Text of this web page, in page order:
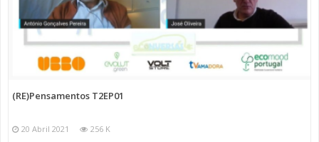
(RE)Pensamentos T2EP01
20 Abril 2021 256 K